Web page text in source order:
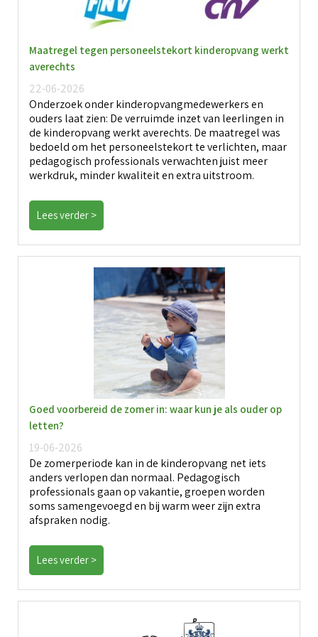
Maatregel tegen personeelstekort kinderopvang werkt
averechts
22-06-2026
Onderzoek onder kinderopvangmedewerkers en
ouders laat zien: De verruimde inzet van leerlingen in
de kinderopvang werkt averechts. De maatregel was
bedoeld om het personeelstekort te verlichten, maar
pedagogisch professionals verwachten juist meer
werkdruk, minder kwaliteit en extra uitstroom.
Lees verder >
Goed voorbereid de zomer in: waar kun je als ouder op
letten?
19-06-2026
De zomerperiode kan in de kinderopvang net iets
anders verlopen dan normaal. Pedagogisch
professionals gaan op vakantie, groepen worden
soms samengevoegd en bij warm weer zijn extra
afspraken nodig.
Lees verder >